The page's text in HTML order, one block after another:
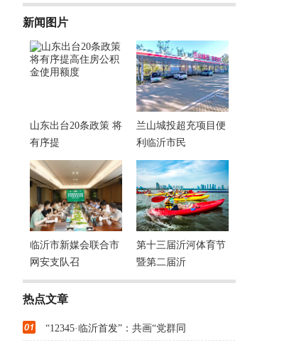
新闻图片
山东出台20条政策 将
有序提
兰山城投超充项目便
利临沂市民
临沂市新媒会联合市
网安支队召
第十三届沂河体育节
暨第二届沂
热点文章
“12345·临沂首发”：共画“党群同